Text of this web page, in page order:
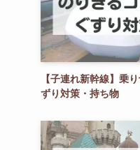
【子連れ新幹線】乗
ずり対策・持ち物